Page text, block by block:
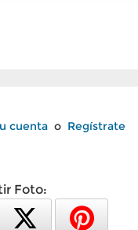
cuenta o Regístrate
Foto: